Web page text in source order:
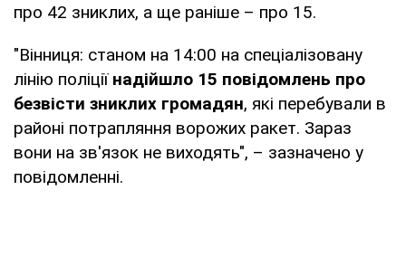
про 42 зниклих, а ще раніше – про 15.
"Вінниця: станом на 14:00 на спеціалізовану
лінію поліції надійшло 15 повідомлень про
безвісти зниклих громадян, які перебували в
районі потрапляння ворожих ракет. Зараз
вони на зв'язок не виходять", – зазначено у
повідомленні.